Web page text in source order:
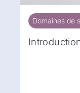
Domaines de
Domaines de